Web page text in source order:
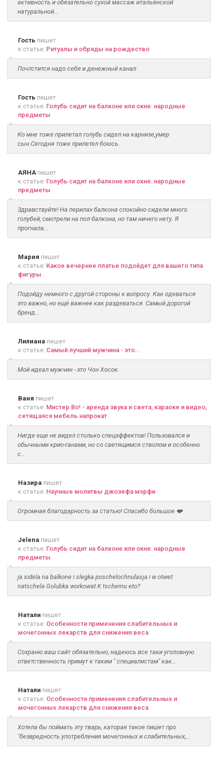
активность и обязательно сухой массаж итальянской
натуральной...
Гость пишет
к статье: Ритуалы и обряды на рождество
Почтстится надо себя и денежный канал
Гость пишет
к статье: Голубь сидит на балконе или окне: народные
предметы
Ко мне тоже прилетал голубь сидел на карнизе,умер
сын.Сегодня тоже прилетел боюсь..
АЯНА пишет
к статье: Голубь сидит на балконе или окне: народные
предметы
Здравствуйте! На перилах балкона спокойно сидели много
голубей, смотрели на пол балкона, но там ничего нету. Я
прогнала...
Мария пишет
к статье: Какое вечернее платье подойдет для вашего типа
фигуры
Подойду немного с другой стороны к вопросу. Как одеваться
это важно, но ещё важнее как раздеваться. Самый дорогой
бренд...
Лилиана пишет
к статье: Самый лучший мужчина - это...
Мой идеал мужчин - это Чон Хосок.
Ваня пишет
к статье: Мистер Во! - аренда звука и света, караоке и видео,
сетящаяся мебель напрокат
Нигде еще не видел столько спецэффектов! Пользовался и
обычными крио-ганами, но со светящимся стволом и особенно
с...
Назира пишет
к статье: Научные молитвы джозефа мэрфи
Огромная благодарность за статью! Спасибо большое ❤️
Jelena пишет
к статье: Голубь сидит на балконе или окне: народные
предметы
ja sidela na balkone i slegka poschelochnulasja i w otwet
natschela Golubka workowat.K tschemu eto?
Натали пишет
к статье: Особенности применения слабительных и
мочегонных лекарств для снижения веса
Сохраню ваш сайт обязательно, надеюсь все таки уголовную
ответственность примут к таким " специалистам" как...
Натали пишет
к статье: Особенности применения слабительных и
мочегонных лекарств для снижения веса
Хотела бы поймать эту тварь, каторая такое пишет про
"безвредность употребления мочегонных и слабительных,...